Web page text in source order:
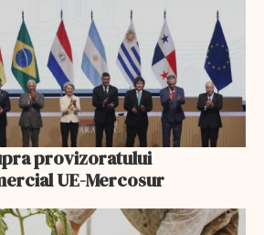
provizoratului
UE-Mercosur